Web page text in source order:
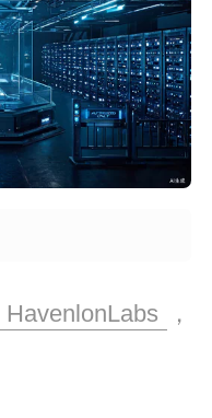
HavenlonLabs
，